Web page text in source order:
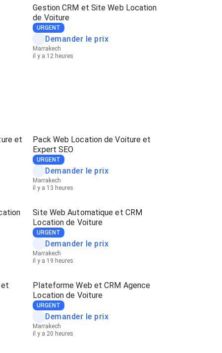
Gestion CRM et Site Web Location
de Voiture
URGENT
Demander le prix
Marrakech
il y a 12 heures
et
Pack Web Location de Voiture et
Expert SEO
URGENT
Demander le prix
Marrakech
il y a 13 heures
Site Web Automatique et CRM
Location de Voiture
URGENT
Demander le prix
Marrakech
il y a 19 heures
et
Plateforme Web et CRM Agence
Location de Voiture
URGENT
Demander le prix
Marrakech
il y a 20 heures